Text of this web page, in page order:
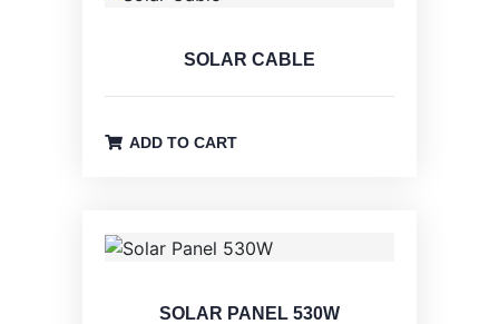
SOLAR CABLE
ADD TO CART
SOLAR PANEL 530W